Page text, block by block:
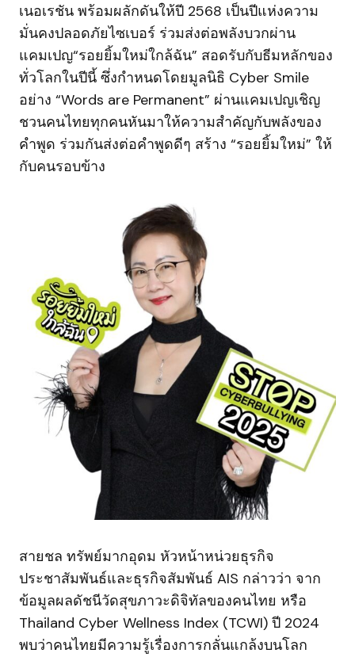
เนอเรชัน พร้อมผลักดันให้ปี 2568 เป็นปีแห่งความ
มั่นคงปลอดภัยไซเบอร์ ร่วมส่งต่อพลังบวกผ่าน
แคมเปญ“รอยยิ้มใหม่ใกล้ฉัน” สอดรับกับธีมหลักของ
ทั่วโลกในปีนี้ ซึ่งกำหนดโดยมูลนิธิ Cyber Smile
อย่าง “Words are Permanent” ผ่านแคมเปญเชิญ
ชวนคนไทยทุกคนหันมาให้ความสำคัญกับพลังของ
คำพูด ร่วมกันส่งต่อคำพูดดีๆ สร้าง “รอยยิ้มใหม่” ให้
กับคนรอบข้าง
สายชล ทรัพย์มากอุดม หัวหน้าหน่วยธุรกิจ
ประชาสัมพันธ์และธุรกิจสัมพันธ์ AIS กล่าวว่า จาก
ข้อมูลผลดัชนีวัดสุขภาวะดิจิทัลของคนไทย หรือ
Thailand Cyber Wellness Index (TCWI) ปี 2024
พบว่าคนไทยมีความรู้เรื่องการกลั่นแกล้งบนโลก